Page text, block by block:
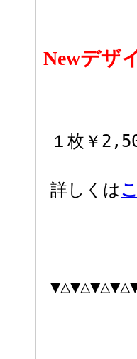
Newデザ
１枚￥
詳しくは